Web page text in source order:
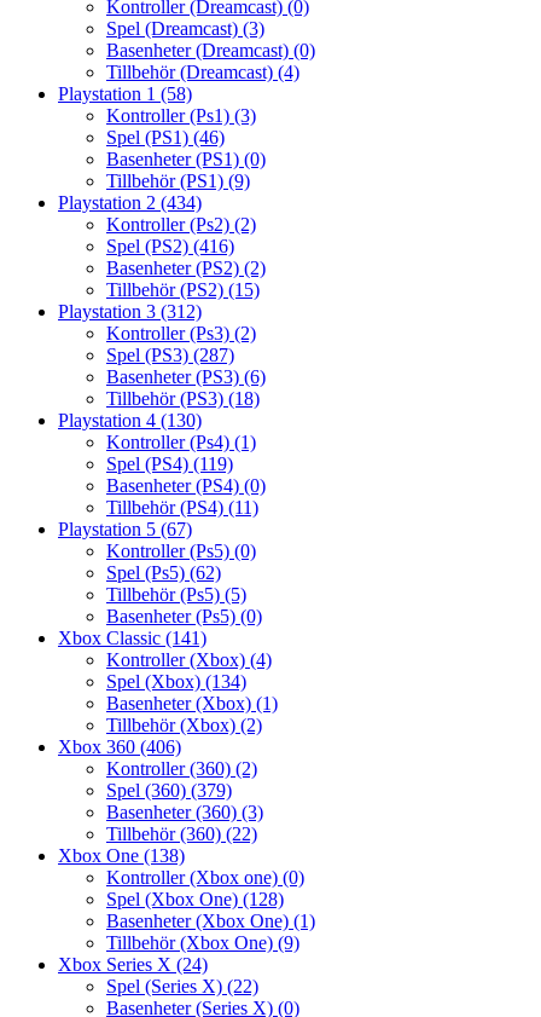
Kontroller (Dreamcast) (0)
Spel (Dreamcast) (3)
Basenheter (Dreamcast) (0)
Tillbehör (Dreamcast) (4)
Playstation 1 (58)
Kontroller (Ps1) (3)
Spel (PS1) (46)
Basenheter (PS1) (0)
Tillbehör (PS1) (9)
Playstation 2 (434)
Kontroller (Ps2) (2)
Spel (PS2) (416)
Basenheter (PS2) (2)
Tillbehör (PS2) (15)
Playstation 3 (312)
Kontroller (Ps3) (2)
Spel (PS3) (287)
Basenheter (PS3) (6)
Tillbehör (PS3) (18)
Playstation 4 (130)
Kontroller (Ps4) (1)
Spel (PS4) (119)
Basenheter (PS4) (0)
Tillbehör (PS4) (11)
Playstation 5 (67)
Kontroller (Ps5) (0)
Spel (Ps5) (62)
Tillbehör (Ps5) (5)
Basenheter (Ps5) (0)
Xbox Classic (141)
Kontroller (Xbox) (4)
Spel (Xbox) (134)
Basenheter (Xbox) (1)
Tillbehör (Xbox) (2)
Xbox 360 (406)
Kontroller (360) (2)
Spel (360) (379)
Basenheter (360) (3)
Tillbehör (360) (22)
Xbox One (138)
Kontroller (Xbox one) (0)
Spel (Xbox One) (128)
Basenheter (Xbox One) (1)
Tillbehör (Xbox One) (9)
Xbox Series X (24)
Spel (Series X) (22)
Basenheter (Series X) (0)